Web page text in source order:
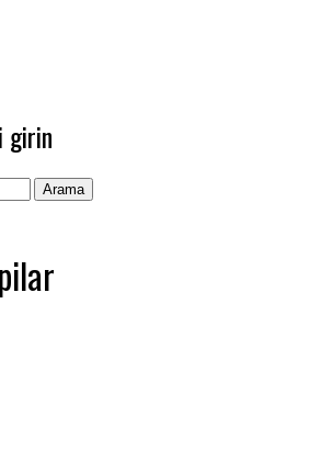
girin
Arama